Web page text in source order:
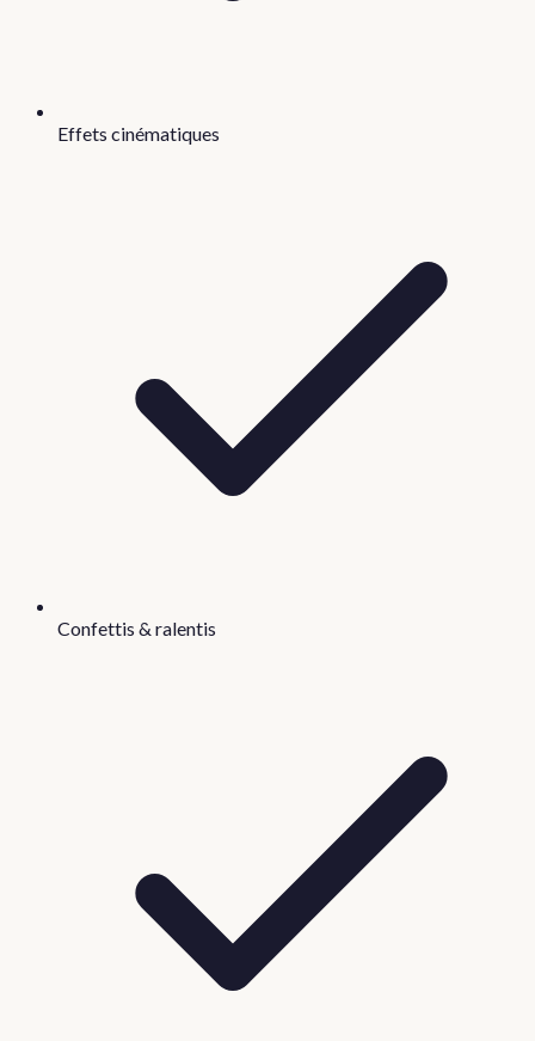
Effets cinématiques
Confettis & ralentis